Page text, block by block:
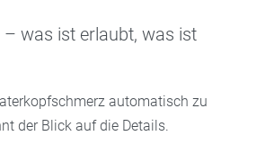
was ist erlaubt, was ist
automatisch zu
der Blick auf die Details.